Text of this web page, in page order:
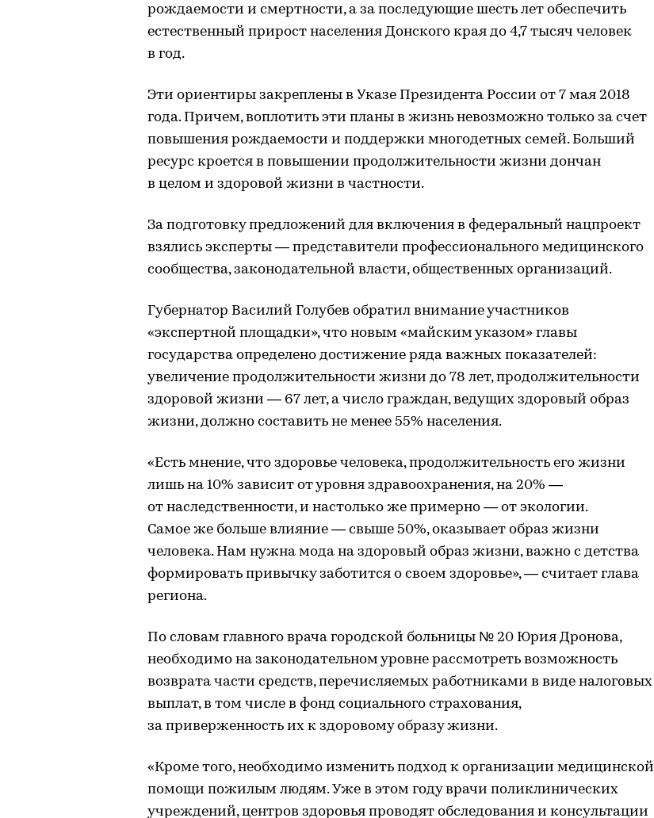
рождаемости и смертности, а за последующие шесть лет обеспечить
естественный прирост населения Донского края до 4,7 тысяч человек
в год.
Эти ориентиры закреплены в Указе Президента России от 7 мая 2018
года. Причем, воплотить эти планы в жизнь невозможно только за счет
повышения рождаемости и поддержки многодетных семей. Больший
ресурс кроется в повышении продолжительности жизни дончан
в целом и здоровой жизни в частности.
За подготовку предложений для включения в федеральный нацпроект
взялись эксперты — представители профессионального медицинского
сообщества, законодательной власти, общественных организаций.
Губернатор Василий Голубев обратил внимание участников
«экспертной площадки», что новым «майским указом» главы
государства определено достижение ряда важных показателей:
увеличение продолжительности жизни до 78 лет, продолжительности
здоровой жизни — 67 лет, а число граждан, ведущих здоровый образ
жизни, должно составить не менее 55% населения.
«Есть мнение, что здоровье человека, продолжительность его жизни
лишь на 10% зависит от уровня здравоохранения, на 20% —
от наследственности, и настолько же примерно — от экологии.
Самое же больше влияние — свыше 50%, оказывает образ жизни
человека. Нам нужна мода на здоровый образ жизни, важно с детства
формировать привычку заботится о своем здоровье», — считает глава
региона.
По словам главного врача городской больницы № 20 Юрия Дронова,
необходимо на законодательном уровне рассмотреть возможность
возврата части средств, перечисляемых работниками в виде налоговых
выплат, в том числе в фонд социального страхования,
за приверженность их к здоровому образу жизни.
«Кроме того, необходимо изменить подход к организации медицинской
помощи пожилым людям. Уже в этом году врачи поликлинических
учреждений, центров здоровья проводят обследования и консультации